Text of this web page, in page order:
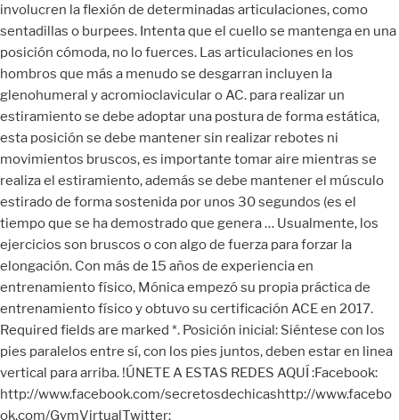
involucren la flexión de determinadas articulaciones, como
sentadillas o burpees. Intenta que el cuello se mantenga en una
posición cómoda, no lo fuerces. Las articulaciones en los
hombros que más a menudo se desgarran incluyen la
glenohumeral y acromioclavicular o AC. para realizar un
estiramiento se debe adoptar una postura de forma estática,
esta posición se debe mantener sin realizar rebotes ni
movimientos bruscos, es importante tomar aire mientras se
realiza el estiramiento, además se debe mantener el músculo
estirado de forma sostenida por unos 30 segundos (es el
tiempo que se ha demostrado que genera … Usualmente, los
ejercicios son bruscos o con algo de fuerza para forzar la
elongación. Con más de 15 años de experiencia en
entrenamiento físico, Mónica empezó su propia práctica de
entrenamiento físico y obtuvo su certificación ACE en 2017.
Required fields are marked *. Posición inicial: Siéntese con los
pies paralelos entre sí, con los pies juntos, deben estar en linea
vertical para arriba. !ÚNETE A ESTAS REDES AQUÍ :Facebook:
http://www.facebook.com/secretosdechicashttp://www.facebo
ok.com/GymVirtualTwitter: